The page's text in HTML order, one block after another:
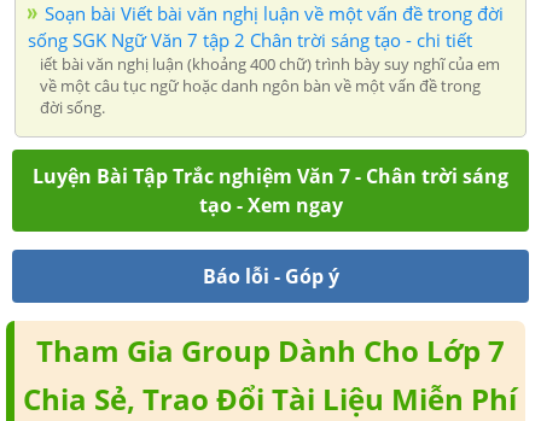
Soạn bài Viết bài văn nghị luận về một vấn đề trong đời
sống SGK Ngữ Văn 7 tập 2 Chân trời sáng tạo - chi tiết
iết bài văn nghị luận (khoảng 400 chữ) trình bày suy nghĩ của em
về một câu tục ngữ hoặc danh ngôn bàn về một vấn đề trong
đời sống.
Luyện Bài Tập Trắc nghiệm Văn 7 - Chân trời sáng
tạo - Xem ngay
Báo lỗi - Góp ý
Tham Gia Group Dành Cho Lớp 7
Chia Sẻ, Trao Đổi Tài Liệu Miễn Phí